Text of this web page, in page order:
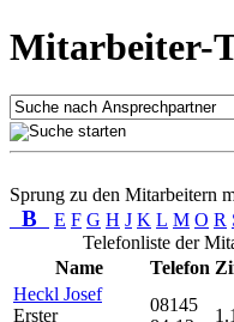
Mitarbeiter-
Sprung zu den Mitarbeitern
B E F G H J K L M O R
Telefonliste der
Name
Telefon
Heckl Josef
Erster
08145